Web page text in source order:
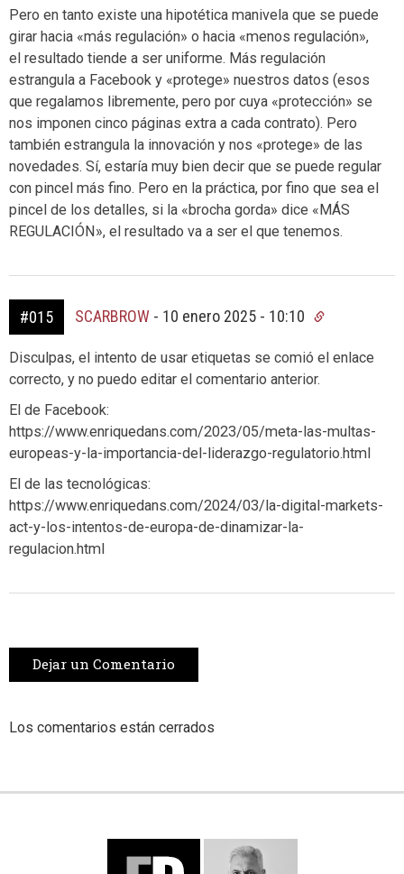
Pero en tanto existe una hipotética manivela que se puede
girar hacia «más regulación» o hacia «menos regulación»,
el resultado tiende a ser uniforme. Más regulación
estrangula a Facebook y «protege» nuestros datos (esos
que regalamos libremente, pero por cuya «protección» se
nos imponen cinco páginas extra a cada contrato). Pero
también estrangula la innovación y nos «protege» de las
novedades. Sí, estaría muy bien decir que se puede regular
con pincel más fino. Pero en la práctica, por fino que sea el
pincel de los detalles, si la «brocha gorda» dice «MÁS
REGULACIÓN», el resultado va a ser el que tenemos.
#015 SCARBROW - 10 enero 2025 - 10:10
Disculpas, el intento de usar etiquetas se comió el enlace
correcto, y no puedo editar el comentario anterior.
El de Facebook:
https://www.enriquedans.com/2023/05/meta-las-multas-
europeas-y-la-importancia-del-liderazgo-regulatorio.html
El de las tecnológicas:
https://www.enriquedans.com/2024/03/la-digital-markets-
act-y-los-intentos-de-europa-de-dinamizar-la-
regulacion.html
Dejar un Comentario
Los comentarios están cerrados